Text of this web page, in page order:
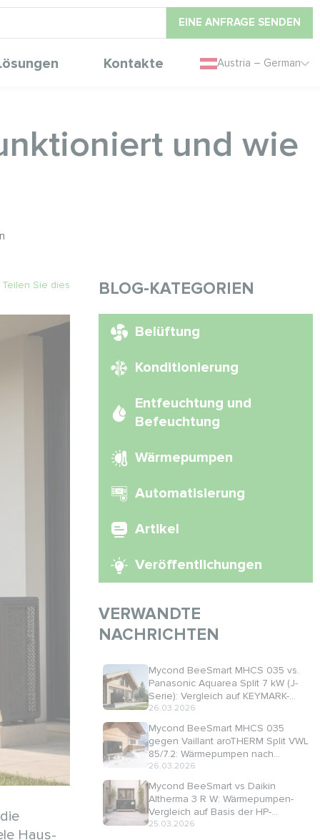
EINE ANFRAGE SENDEN
Kontakte Austria – German
und wie
Teilen Sie dies
Haus-
BLOG-KATEGORIEN
Belüftung
Konditionierung
Entfeuchtung und
Befeuchtung
Wärmepumpen
Automatisierung
Artikel
Veröffentlichungen
VERWANDTE
NACHRICHTEN
Mycond BeeSmart MHCS 035 vs.
Panasonic Aquarea Split 7 kW (J-
Serie): Vergleich auf KEYMARK-
Basis
26.03.2026
Mycond BeeSmart MHCS 035
gegen Vaillant aroTHERM Split VWL
85/7.2: Wärmepumpen nach
Zertifikat beurteilen, nicht nach
26.03.2026
Mycond BeeSmart vs Daikin
Altherma 3 R W: Wärmepumpen-
Vergleich auf Basis der HP-
KEYMARK-Zertifikate
25.03.2026